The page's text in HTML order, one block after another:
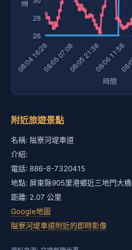
附近旅遊景點
名稱: 隘寮河堤車道
介紹:
電話: 886-8-7320415
地點: 屏東縣905里港鄉近三地門大橋
距離: 2.07 公里
Google地圖
隘寮河堤車道附近的即時影像